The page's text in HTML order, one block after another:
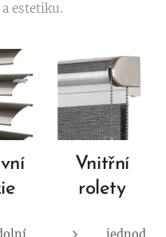
estetiku.
Vnitřní
rolety